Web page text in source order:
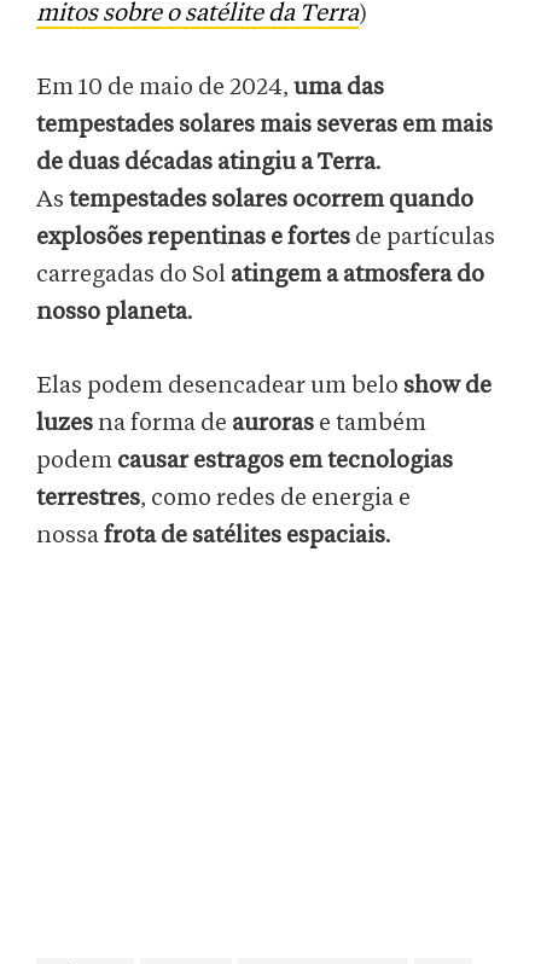
mitos sobre o satélite da Terra)
Em 10 de maio de 2024, uma das
tempestades solares mais severas em mais
de duas décadas atingiu a Terra.
As tempestades solares ocorrem quando
explosões repentinas e fortes de partículas
carregadas do Sol atingem a atmosfera do
nosso planeta.
Elas podem desencadear um belo show de
luzes na forma de auroras e também
podem causar estragos em tecnologias
terrestres, como redes de energia e
nossafrota de satélites espaciais.